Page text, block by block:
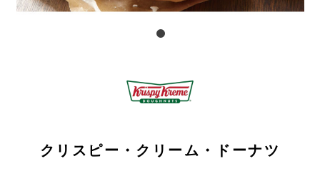
クリスピー・クリーム・ドーナツ利用規約